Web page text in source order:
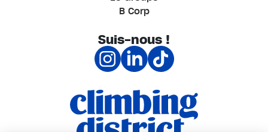
B Corp
Suis-nous !